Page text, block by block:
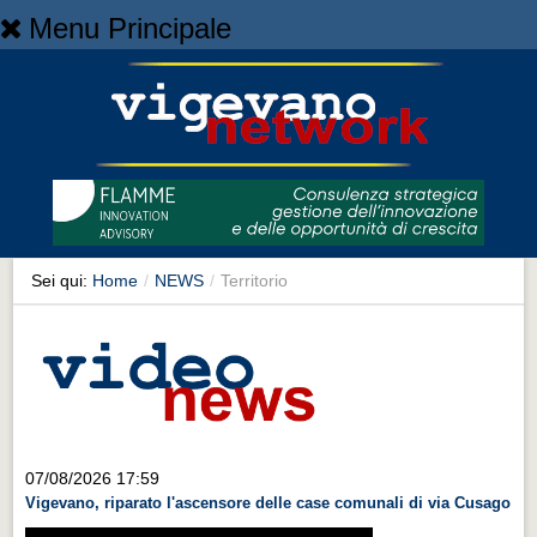
Menu Principale
NEWS
Cronaca
Artes et Artificia
Territorio
Territorio
Sei qui: Home / NEWS / Territorio
07/08/2026 17:59
Vigevano, riparato l'ascensore delle case comunali di via Cusago